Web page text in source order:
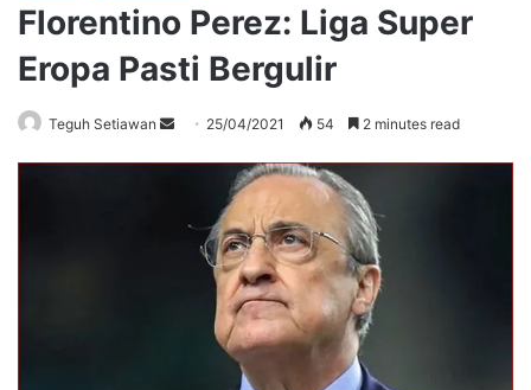
Florentino Perez: Liga Super
Eropa Pasti Bergulir
Teguh Setiawan
Send 25/04/2021 54 2 minutes read